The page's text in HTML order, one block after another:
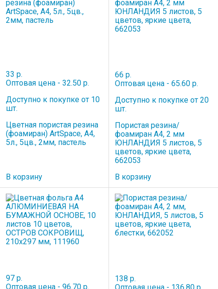
33 р.
Оптовая цена - 32.50 р.
Доступно к покупке от 10
шт.
Цветная пористая резина
(фоамиран) ArtSpace, А4,
5л., 5цв., 2мм, пастель
В корзину
66 р.
Оптовая цена - 65.60 р.
Доступно к покупке от 20
шт.
Пористая резина/
фоамиран А4, 2 мм
ЮНЛАНДИЯ 5 листов, 5
цветов, яркие цвета,
662053
В корзину
97 р.
Оптовая цена - 96.70 р.
138 р.
Оптовая цена - 136.80 р.